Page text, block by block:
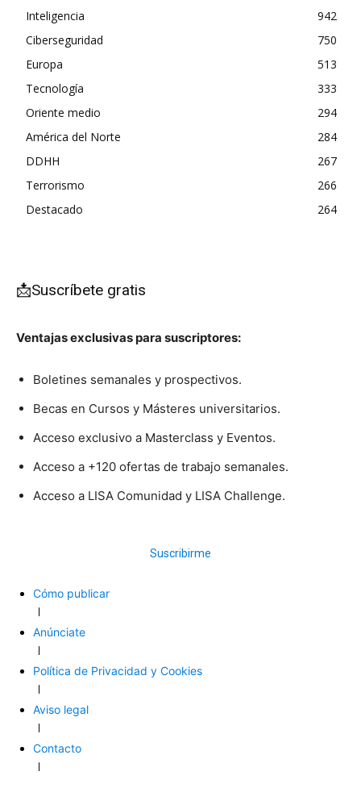
Inteligencia
942
Ciberseguridad
750
Europa
513
Tecnología
333
Oriente medio
294
América del Norte
284
DDHH
267
Terrorismo
266
Destacado
264
📩Suscríbete gratis
Ventajas exclusivas para suscriptores:
Boletines semanales y prospectivos.
Becas en Cursos y Másteres universitarios.
Acceso exclusivo a Masterclass y Eventos.
Acceso a +120 ofertas de trabajo semanales.
Acceso a LISA Comunidad y LISA Challenge.
Suscribirme
Cómo publicar
Anúnciate
Política de Privacidad y Cookies
Aviso legal
Contacto